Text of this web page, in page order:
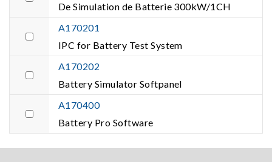
De Simulation de Batterie 300kW/1CH
A170201
IPC for Battery Test System
A170202
Battery Simulator Softpanel
A170400
Battery Pro Software